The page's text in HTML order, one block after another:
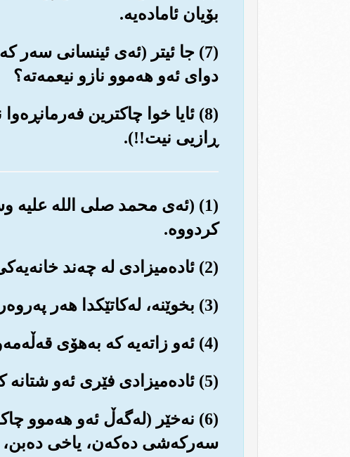
بۆیان ئاماده‌یه‌.
(7) جا ئیتر (ئه‌ی ئینسانی
دوای ئه‌و هه‌موو نازو نیعمه‌ته‌؟
(8) ئایا خوا چاکترین
ڕازیی نیت!!).
(1) (ئه‌ی محمد صلی الله علیه
کردووه‌.
(2) ئاده‌میزادی له چه‌ند خانه‌یه‌کی هه‌ڵواسراو (له‌ناو منداڵداندا) دروست کردووه‌.
(3) بخوێنه‌، له‌کاتێکدا هه‌ر په‌روه‌ردگاری تۆ به‌خشنده‌یه‌.
(4) ئه‌و زاته‌یه که به‌هۆی قه‌ڵه‌مه‌وه زانستی و زانیاری فێر کردووه‌.
(5) ئاده‌میزادی فێری ئه‌و شتانه کردووه که نه‌یزانیوون.
(6) نه‌خێر (له‌گه‌ڵ ئه‌و هه‌موو
سه‌رکه‌شی ده‌که‌ن، یاخی